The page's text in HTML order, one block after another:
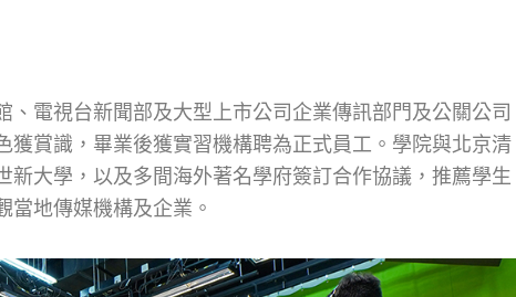
電視台新聞部及大型上市公司企業傳訊部門及公關公司
獲賞識，畢業後獲實習機構聘為正式員工。學院與北京清
新大學，以及多間海外著名學府簽訂合作協議，推薦學生
當地傳媒機構及企業。